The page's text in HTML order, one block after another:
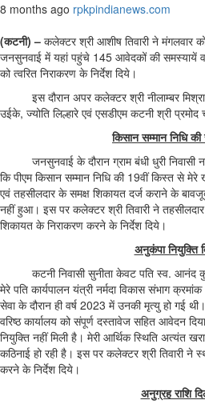
8 months ago rpkpindianews.com
(कटनी)– कलेक्टर श्री आशीष तिवारी ने मंगलवार
जनसुनवाई में यहां पहुंचे 145 आवेदकों की समस्यायें
को त्वरित निराकरण के निर्देश दिये।
इस दौरान अपर कलेक्टर श्री नीलाम्बर मिश्रा,
उईके, ज्योति लिल्हारे एवं एसडीएम कटनी श्री प्रमोद
किसान सम्मान निधि की
जनसुनवाई के दौरान ग्राम बंधी धुरी निवासी
कि पीएम किसान सम्मान निधि की 19वीं किस्त से
एवं तहसीलदार के समक्ष शिकायत दर्ज कराने के
नहीं हुआ। इस पर कलेक्टर श्री तिवारी ने तहसीलदार
शिकायत के निराकरण करने के निर्देश दिये।
अनुकंपा नियुक्ति
कटनी निवासी सुनीता केवट पति स्व. आनंद
मेरे पति कार्यपालन यंत्री नर्मदा विकास संभाग
सेवा के दौरान ही वर्ष 2023 में उनकी मृत्यु हो गई
वरिष्ठ कार्यालय को संपूर्ण दस्तावेज सहित आवेदन
नियुक्ति नहीं मिली है। मेरी आर्थिक स्थिति अत्यंत
कठिनाई हो रही है। इस पर कलेक्टर श्री तिवारी ने
करने के निर्देश दिये।
अनुग्रह राशि